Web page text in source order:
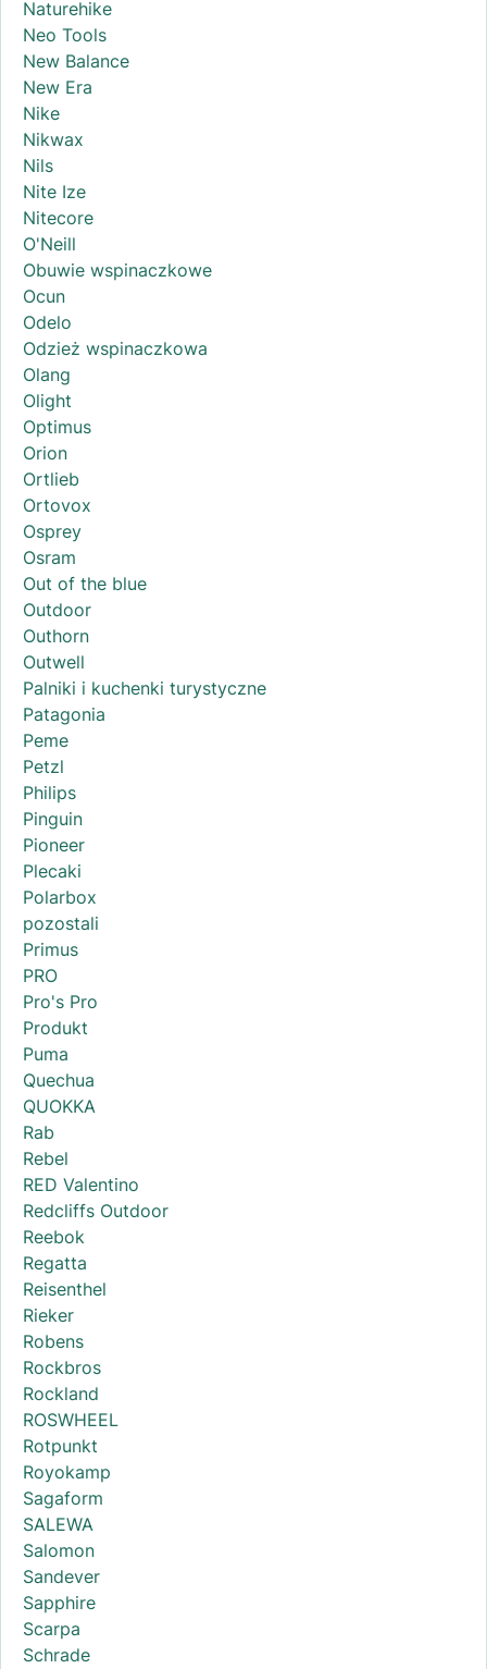
Naturehike
Neo Tools
New Balance
New Era
Nike
Nikwax
Nils
Nite Ize
Nitecore
O'Neill
Obuwie wspinaczkowe
Ocun
Odelo
Odzież wspinaczkowa
Olang
Olight
Optimus
Orion
Ortlieb
Ortovox
Osprey
Osram
Out of the blue
Outdoor
Outhorn
Outwell
Palniki i kuchenki turystyczne
Patagonia
Peme
Petzl
Philips
Pinguin
Pioneer
Plecaki
Polarbox
pozostali
Primus
PRO
Pro's Pro
Produkt
Puma
Quechua
QUOKKA
Rab
Rebel
RED Valentino
Redcliffs Outdoor
Reebok
Regatta
Reisenthel
Rieker
Robens
Rockbros
Rockland
ROSWHEEL
Rotpunkt
Royokamp
Sagaform
SALEWA
Salomon
Sandever
Sapphire
Scarpa
Schrade